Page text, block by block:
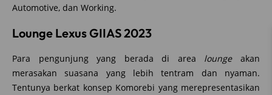
Automotive, dan Working.
Lounge Lexus GIIAS 2023
Para pengunjung yang berada di area loungeakan
merasakan suasana yang lebih tentram dan nyaman.
Tentunya berkat konsep Komorebi yang merepresentasikan